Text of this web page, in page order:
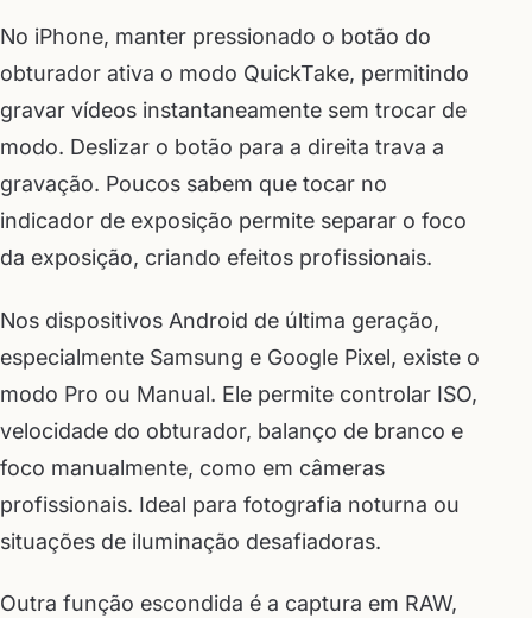
No iPhone, manter pressionado o botão do
obturador ativa o modo QuickTake, permitindo
gravar vídeos instantaneamente sem trocar de
modo. Deslizar o botão para a direita trava a
gravação. Poucos sabem que tocar no
indicador de exposição permite separar o foco
da exposição, criando efeitos profissionais.
Nos dispositivos Android de última geração,
especialmente Samsung e Google Pixel, existe o
modo Pro ou Manual. Ele permite controlar ISO,
velocidade do obturador, balanço de branco e
foco manualmente, como em câmeras
profissionais. Ideal para fotografia noturna ou
situações de iluminação desafiadoras.
Outra função escondida é a captura em RAW,